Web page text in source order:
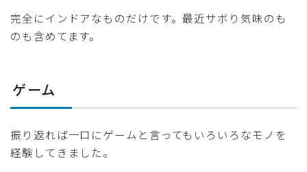
完全にインドアなものだけです。最近サボり気味のも
のも含めてます。
ゲーム
振り返れば一口にゲームと言ってもいろいろなモノを
経験してきました。